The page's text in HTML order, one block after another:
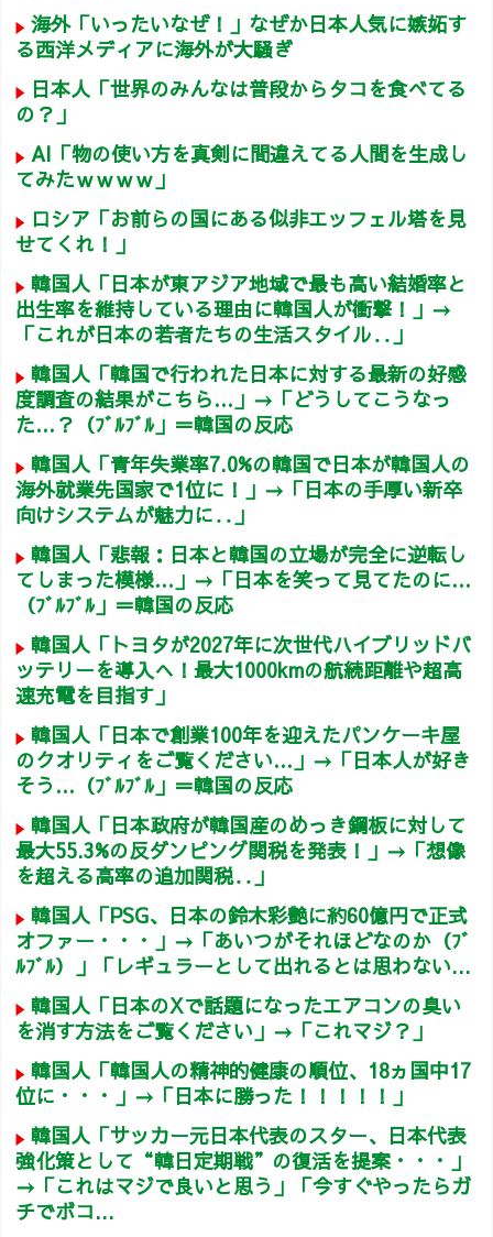
海外「いったいなぜ！」なぜか日本人気に嫉妬す
る西洋メディアに海外が大騒ぎ
日本人「世界のみんなは普段からタコを食べてる
の？」
AI「物の使い方を真剣に間違えてる人間を生成し
てみたｗｗｗｗ」
ロシア「お前らの国にある似非エッフェル塔を見
せてくれ！」
韓国人「日本が東アジア地域で最も高い結婚率と
出生率を維持している理由に韓国人が衝撃！」→
「これが日本の若者たちの生活スタイル‥」
韓国人「韓国で行われた日本に対する最新の好感
度調査の結果がこちら…」→「どうしてこうなっ
た…？（ﾌﾞﾙﾌﾞﾙ」＝韓国の反応
韓国人「青年失業率7.0%の韓国で日本が韓国人の
海外就業先国家で1位に！」→「日本の手厚い新卒
向けシステムが魅力に‥」
韓国人「悲報：日本と韓国の立場が完全に逆転し
てしまった模様…」→「日本を笑って見てたのに…
（ﾌﾞﾙﾌﾞﾙ」＝韓国の反応
韓国人「トヨタが2027年に次世代ハイブリッドバ
ッテリーを導入へ！最大1000kmの航続距離や超高
速充電を目指す」
韓国人「日本で創業100年を迎えたパンケーキ屋
のクオリティをご覧ください…」→「日本人が好き
そう…（ﾌﾞﾙﾌﾞﾙ」＝韓国の反応
韓国人「日本政府が韓国産のめっき鋼板に対して
最大55.3%の反ダンピング関税を発表！」→「想像
を超える高率の追加関税‥」
韓国人「PSG、日本の鈴木彩艶に約60億円で正式
オファー・・・」→「あいつがそれほどなのか（ﾌﾞ
ﾙﾌﾞﾙ）」「レギュラーとして出れるとは思わない...
韓国人「日本のXで話題になったエアコンの臭い
を消す方法をご覧ください」→「これマジ？」
韓国人「韓国人の精神的健康の順位、18ヵ国中17
位に・・・」→「日本に勝った！！！！！」
韓国人「サッカー元日本代表のスター、日本代表
強化策として“韓日定期戦”の復活を提案・・・」
→「これはマジで良いと思う」「今すぐやったらガ
チでボコ...